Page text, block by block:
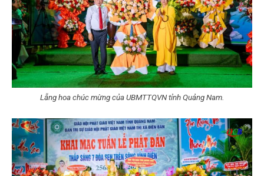
Lẵng hoa chúc mừng của UBMTTQVN tỉnh Quảng Nam.